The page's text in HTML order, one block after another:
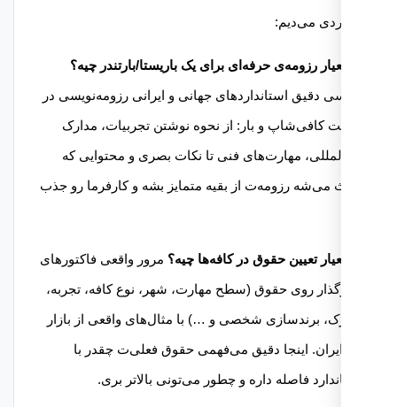
می‌دیم:
دقیق استانداردهای جهانی و ایرانی رزومه‌نویسی در
کافی‌شاپ و بار: از نحوه نوشتن تجربیات، مدارک
مهارت‌های فنی تا نکات بصری و محتوایی که
می‌شه رزومه‌ت از بقیه متمایز بشه و کارفرما رو جذب
مرور واقعی فاکتورهای
روی حقوق (سطح مهارت، شهر، نوع کافه، تجربه،
برندسازی شخصی و …) با مثال‌های واقعی از بازار
اینجا دقیق می‌فهمی حقوق فعلی‌ت چقدر با
فاصله داره و چطور می‌تونی بالاتر بری.